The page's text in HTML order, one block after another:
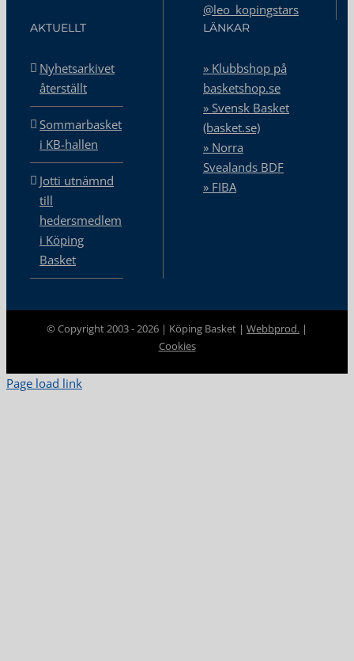
@leo_kopingstars
AKTUELLT
Nyhetsarkivet
återställt
Sommarbasket
i KB-hallen
Jotti utnämnd
till
hedersmedlem
i Köping
Basket
LÄNKAR
» Klubbshop på
basketshop.se
» Svensk Basket
(basket.se)
» Norra
Svealands BDF
» FIBA
© Copyright 2003 -2026 | Köping Basket | Webbprod. |
Cookies
Page load link